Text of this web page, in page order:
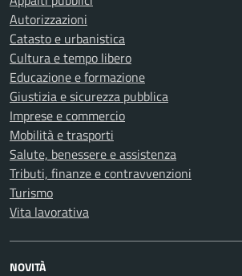
Autorizzazioni
Catasto e urbanistica
Cultura e tempo libero
Educazione e formazione
Giustizia e sicurezza pubblica
Imprese e commercio
Mobilità e trasporti
Salute, benessere e assistenza
Tributi, finanze e contravvenzioni
Turismo
Vita lavorativa
NOVITÀ